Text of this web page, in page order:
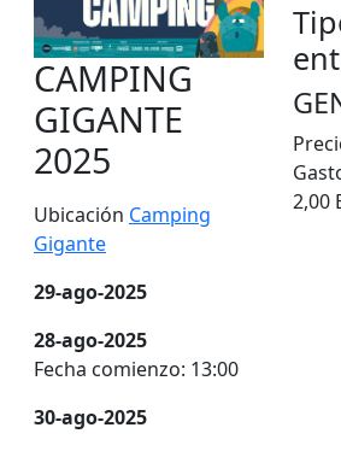
CAMPING
GIGANTE
2025
Ubicación Camping
Gigante
29-ago-2025
28-ago-2025
Fecha comienzo: 13:00
30-ago-2025
2,00